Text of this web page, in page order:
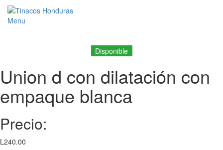
Menu
Disponible
Union d con dilatación con
empaque blanca
Precio:
L240.00